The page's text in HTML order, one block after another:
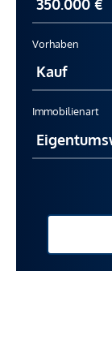
Vorhaben
Immobilienart